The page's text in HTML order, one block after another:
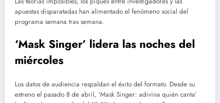
apuestas disparatadas han alimentado el fenómeno social del
programa semana tras semana.
‘Mask Singer’ lidera las noches del
miércoles
Los datos de audiencia respaldan el éxito del formato. Desde su
estreno el pasado 8 de abril, ‘Mask Singer: adivina quién canta’